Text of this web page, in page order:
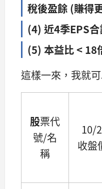
稅後盈餘 (賺得
(4) 近4季EPS
(5) 本益比 < 18
這樣一來，我就
股票代
號/名
稱
10/
收盤